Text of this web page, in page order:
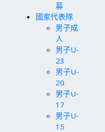
募
國家代表隊
男子成
人
男子U-
23
男子U-
20
男子U-
17
男子U-
15